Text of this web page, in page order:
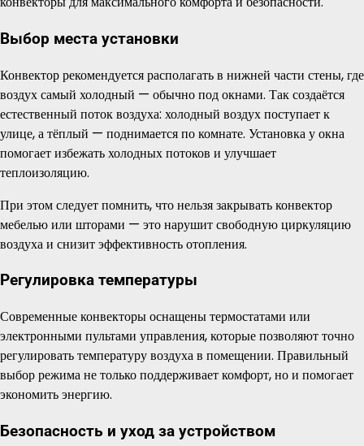
Выбор места установки
Конвектор рекомендуется располагать в нижней части стены, где
воздух самый холодный — обычно под окнами. Так создаётся
естественный поток воздуха: холодный воздух поступает к
улице, а тёплый — поднимается по комнате. Установка у окна
помогает избежать холодных потоков и улучшает
теплоизоляцию.
При этом следует помнить, что нельзя закрывать конвектор
мебелью или шторами — это нарушит свободную циркуляцию
воздуха и снизит эффективность отопления.
Регулировка температуры
Современные конвекторы оснащены термостатами или
электронными пультами управления, которые позволяют точно
регулировать температуру воздуха в помещении. Правильный
выбор режима не только поддерживает комфорт, но и помогает
экономить энергию.
Безопасность и уход за устройством